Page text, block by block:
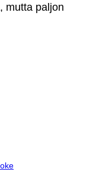
mutta paljon